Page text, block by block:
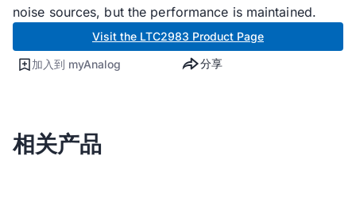
noise sources, but the performance is maintained.
Visit the LTC2983 Product Page
加入到 myAnalog 分享
相关产品